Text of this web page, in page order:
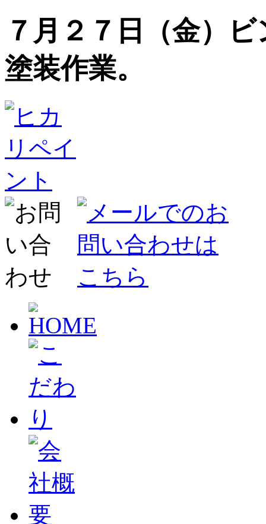
７月２７日（金）
塗装作業。